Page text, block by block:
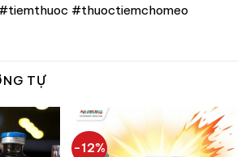
#thuoctiemchomeo
TỰ
-12%